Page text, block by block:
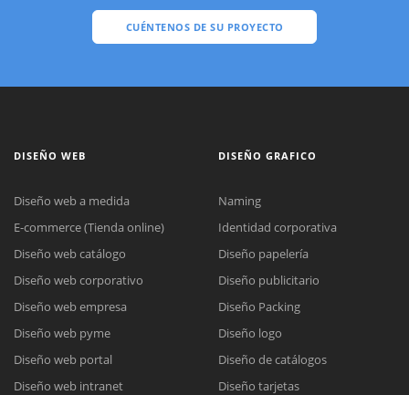
CUÉNTENOS DE SU PROYECTO
DISEÑO WEB
Diseño web a medida
E-commerce (Tienda online)
Diseño web catálogo
Diseño web corporativo
Diseño web empresa
Diseño web pyme
Diseño web portal
Diseño web intranet
DISEÑO GRAFICO
Naming
Identidad corporativa
Diseño papelería
Diseño publicitario
Diseño Packing
Diseño logo
Diseño de catálogos
Diseño tarjetas